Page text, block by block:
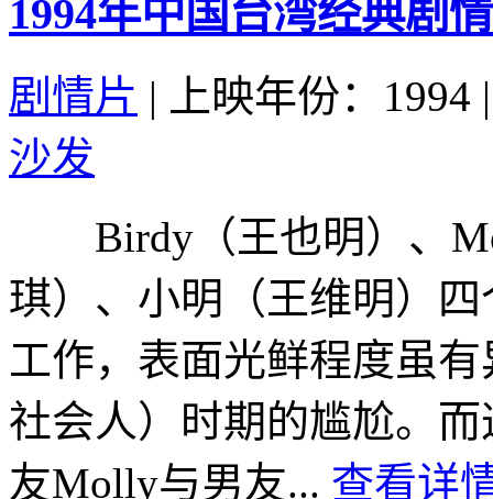
1994年中国台湾经典剧
剧情片 | 上映年份：1994 |
沙发
Birdy（王也明）、
琪）、小明（王维明）
工作，表面光鲜程度虽
社会人）时期的尴尬。
友Molly与男友... 查看详